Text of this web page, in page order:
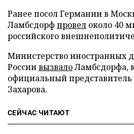
Ранее посол Германии в
Ламбсдорф провел около 40
российского
Министерство иностранных
РоссиивызвалоЛамбсдорфа,
официальный
Захарова.
СЕЙЧАС ЧИТАЮТ